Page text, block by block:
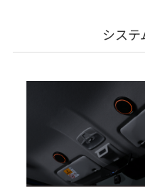
システ